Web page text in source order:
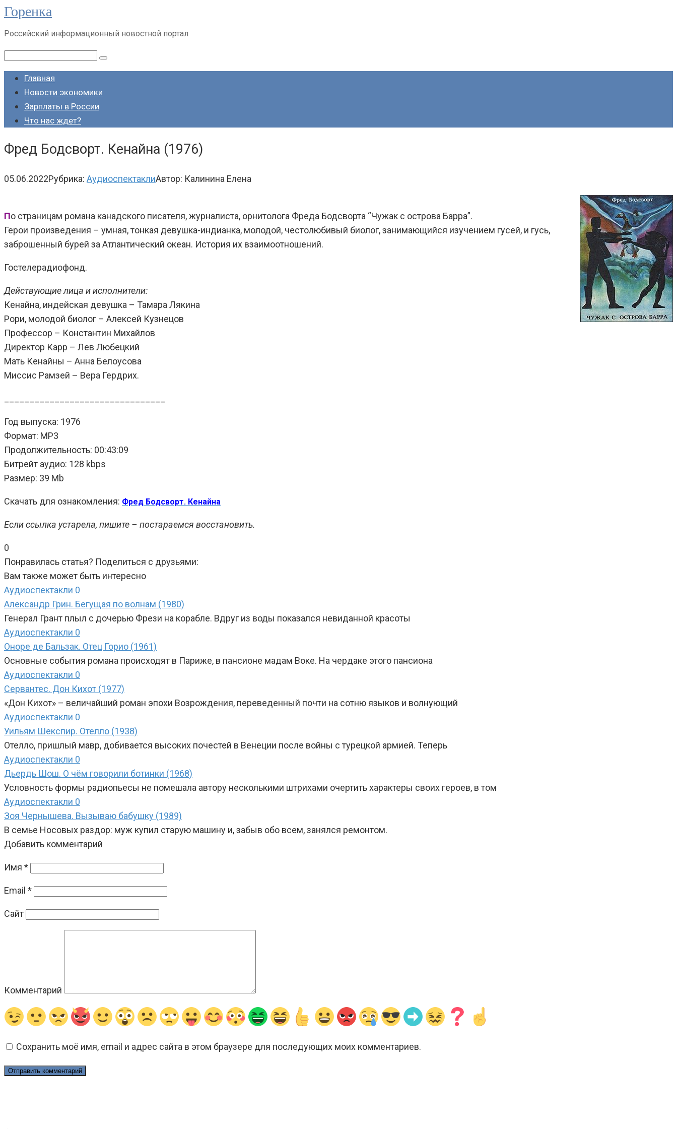
Перейти
контенту
Горенка
Российский информационный новостной портал
Поиск:
Главная
Новости экономики
Зарплаты в России
Что нас ждет?
Фред Бодсворт. Кенайна (1976)
05.06.2022Рубрика: АудиоспектаклиАвтор: Калинина Елена
По страницам романа канадского писателя, журналиста, орнитолога Фреда Бодсворта “Чужак с острова Барра”.
Герои произведения – умная, тонкая девушка-индианка, молодой, честолюбивый биолог, занимающийся изучением гусей, и гусь,
заброшенный бурей за Атлантический океан. История их взаимоотношений.
Гостелерадиофонд.
Действующие лица и исполнители:
Кенайна, индейская девушка – Тамара Лякина
Рори, молодой биолог – Алексей Кузнецов
Профессор – Константин Михайлов
Директор Карр – Лев Любецкий
Мать Кенайны – Анна Белоусова
Миссис Рамзей – Вера Гердрих.
Год выпуска: 1976
Формат: MP3
Продолжительность: 00:43:09
Битрейт аудио: 128 kbps
Размер: 39 Mb
Скачать для ознакомления: Фред Бодсворт. Кенайна
Если ссылка устарела, пишите – постараемся восстановить.
0
Понравилась статья? Поделиться с друзьями:
Вам также может быть интересно
Аудиоспектакли 0
Александр Грин. Бегущая по волнам (1980)
Генерал Грант плыл с дочерью Фрези на корабле. Вдруг из воды показался невиданной красоты
Аудиоспектакли 0
Оноре де Бальзак. Отец Горио (1961)
Основные события романа происходят в Париже, в пансионе мадам Воке. На чердаке этого пансиона
Аудиоспектакли 0
Сервантес. Дон Кихот (1977)
«Дон Кихот» – величайший роман эпохи Возрождения, переведенный почти на сотню языков и волнующий
Аудиоспектакли 0
Уильям Шекспир. Отелло (1938)
Отелло, пришлый мавр, добивается высоких почестей в Венеции после войны с турецкой армией. Теперь
Аудиоспектакли 0
Дьердь Шош. О чём говорили ботинки (1968)
Условность формы радиопьесы не помешала автору несколькими штрихами очертить характеры своих героев, в том
Аудиоспектакли 0
Зоя Чернышева. Вызываю бабушку (1989)
В семье Носовых раздор: муж купил старую машину и, забыв обо всем, занялся ремонтом.
Добавить комментарий
Имя *
Email *
Сайт
Комментарий
Сохранить моё имя, email и адрес сайта в этом браузере для последующих моих комментариев.